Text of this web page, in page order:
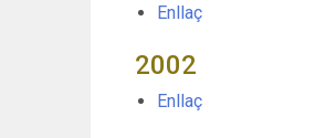
Enllaç
2002
Enllaç